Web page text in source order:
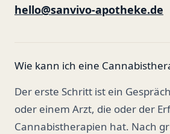
hello@sanvivo-apotheke.de
Wie kann ich eine
Der erste Schritt ist ein
oder einem Arzt, die oder der
Cannabistherapien hat. Nach